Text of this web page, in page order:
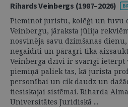
Rihards Veinbergs (1987–2026)
Pieminot juristu, kolēģi un tuvu
Veinbergu, jāraksta jūlija
nosvinēja savu dzimšanas
negaidīti un pāragri tika
Veinberga dzīvi ir svarīgi ietērpt
piemiņā paliek tas, kā jurista
personībai un cik daudz un
tiesiskajai sistēmai. Riharda
Universitātes Juridiskā ...